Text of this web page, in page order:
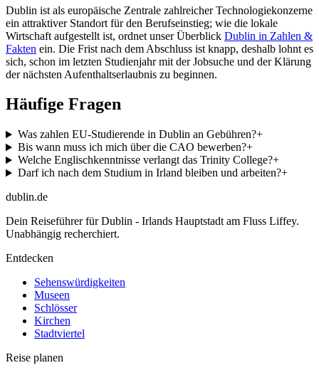
Dublin ist als europäische Zentrale zahlreicher Technologiekonzerne
ein attraktiver Standort für den Berufseinstieg; wie die lokale
Wirtschaft aufgestellt ist, ordnet unser Überblick Dublin in Zahlen &
Fakten ein. Die Frist nach dem Abschluss ist knapp, deshalb lohnt es
sich, schon im letzten Studienjahr mit der Jobsuche und der Klärung
der nächsten Aufenthaltserlaubnis zu beginnen.
Häufige Fragen
Was zahlen EU-Studierende in Dublin an Gebühren?+
Bis wann muss ich mich über die CAO bewerben?+
Welche Englischkenntnisse verlangt das Trinity College?+
Darf ich nach dem Studium in Irland bleiben und arbeiten?+
dublin.de
Dein Reiseführer für Dublin - Irlands Hauptstadt am Fluss Liffey.
Unabhängig recherchiert.
Entdecken
Sehenswürdigkeiten
Museen
Schlösser
Kirchen
Stadtviertel
Reise planen